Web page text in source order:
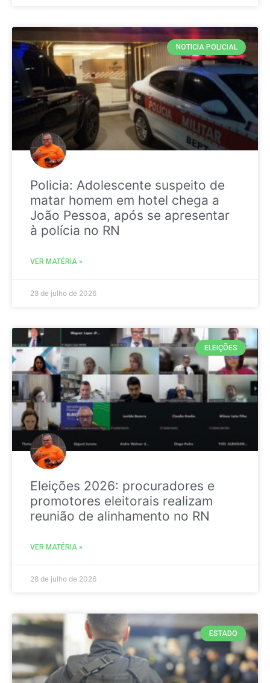
NOTICIA POLICIAL
Policia: Adolescente suspeito de
matar homem em hotel chega a
João Pessoa, após se apresentar
à polícia no RN
VER MATÉRIA »
28 de julho de 2026
ELEIÇÕES
Eleições 2026: procuradores e
promotores eleitorais realizam
reunião de alinhamento no RN
VER MATÉRIA »
28 de julho de 2026
ESTADO